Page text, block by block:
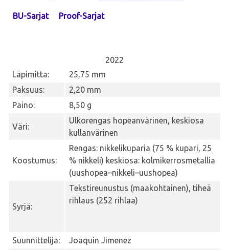
BU-Sarjat Proof-Sarjat
2022
Läpimitta:
25,75 mm
Paksuus:
2,20 mm
Paino:
8,50 g
Väri:
Ulkorengas hopeanvärinen, keskiosa
kullanvärinen
Koostumus:
Rengas: nikkelikuparia (75 % kupari, 25
% nikkeli) keskiosa: kolmikerrosmetallia
(uushopea–nikkeli–uushopea)
Syrjä:
Tekstireunustus (maakohtainen), tiheä
rihlaus (252 rihlaa)
Suunnittelija:
Joaquin Jimenez